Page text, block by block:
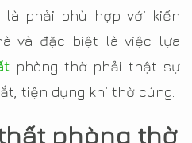
là phải phù hợp với kiến
và đặc biệt là việc lựa
phòng thờ phải thật sự
tiện dụng khi thờ cúng.
phòng thờ